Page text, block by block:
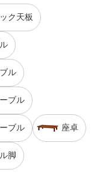
ク天板
ル
ブル
ブル 座卓
脚